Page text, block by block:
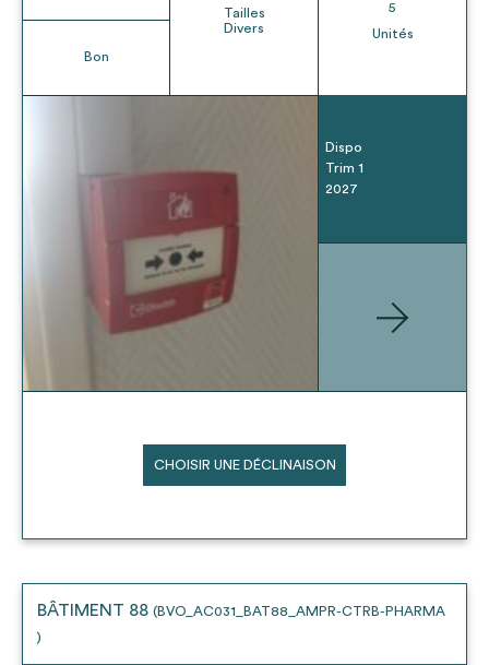
Bon
Tailles
Divers
5
Unités
Dispo
Trim 1
2027
CHOISIR UNE DÉCLINAISON
BÂTIMENT 88 (BVO_AC031_BAT88_AMPR-CTRB-PHARMA
)